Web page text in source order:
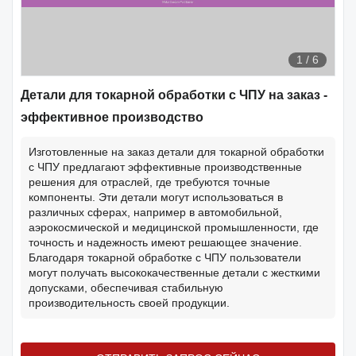
1 / 6
Детали для токарной обработки с ЧПУ на заказ -
эффективное производство
Изготовленные на заказ детали для токарной обработки
с ЧПУ предлагают эффективные производственные
решения для отраслей, где требуются точные
компоненты. Эти детали могут использоваться в
различных сферах, например в автомобильной,
аэрокосмической и медицинской промышленности, где
точность и надежность имеют решающее значение.
Благодаря токарной обработке с ЧПУ пользователи
могут получать высококачественные детали с жесткими
допусками, обеспечивая стабильную
производительность своей продукции.